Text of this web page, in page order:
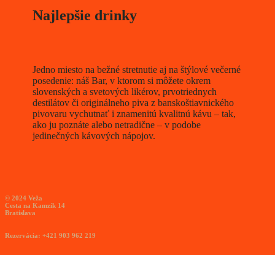
Najlepšie drinky
Jedno miesto na bežné stretnutie aj na štýlové večerné
posedenie: náš Bar, v ktorom si môžete okrem
slovenských a svetových likérov, prvotriednych
destilátov či originálneho piva z banskoštiavnického
pivovaru vychutnať i znamenitú kvalitnú kávu – tak,
ako ju poznáte alebo netradične – v podobe
jedinečných kávových nápojov.
© 2024 Veža
Cesta na Kamzík 14
Bratislava
Rezervácia: +421 903 962 219